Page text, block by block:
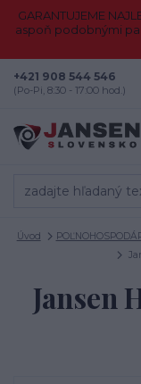
GARANTUJEME
aspoň podobnými
+421 908 544 546
(Po-Pi, 8:30 - 17:00 hod.)
Úvod
Jansen